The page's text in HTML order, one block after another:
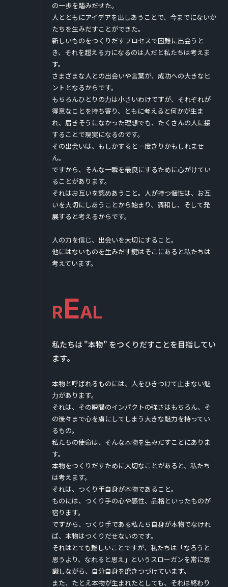
の一歩を踏みだせた。
人とともにアイデアを出しあうことで、今までにないか
たちを生みだすことができた。
新しいものをつくりだすプロセスで困難に出会うと
き、それを超える力になるのは人だと私たちは考えま
す。
さまざまな人との出会いや言葉が、成功への大きなヒ
ントとなるからです。
もちろんひとりの力は小さいわけですが、それぞれが
得意なことを持ち寄り、ともに考えると何かが生ま
れ、届きそうになかった理想でも、たくさんの人に接
することで現実になるのです。
その出会いは、もしかすると一度きりかもしれませ
ん。
ですから、そんな一瞬を最良にするために心がけてい
ることがあります。
それはお互いを認めあうこと。人が持つ個性は、お互
いを大切にしあうことから始まり、調和し、そして発
展すると考えるからです。
人の力を信じ、出会いを大切にすること。
他にはないものを生みだす鍵はそこにあると私たちは
考えています。
REAL
私たちは "本物" をつくりだすことを目指してい
ます。
本物と呼ばれるものには、人をひきつけて止まない魅
力があります。
それは、その瞬間のインパクトの強さはもちろん、そ
の後々まで心を虜にしてしまう大きな魅力を持ってい
るもの。
私たちの使命は、そんな本物を生みだすことにありま
す。
本物をつくりだすために大切なことがあると、私たち
は考えます。
それは、つくり手自身が本物であること。
ものには、つくり手の心や感性、品格といったものが
宿ります。
ですから、つくり手である私たち自身が本物でなけれ
ば、本物はつくりだせないのです。
それはとても難しいことですが、私たちは「なろうと
思うより、なれると思え」というスローガンを常に意
識しながら、自分自身を磨きつづけています。
また、たとえ本物が生まれたとしても、それは終わり